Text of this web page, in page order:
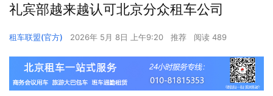
礼宾部越来越认可北京分众租车公司
租车联盟(官方) 2026年 5月 8日 上午9:20 推荐 阅读 489